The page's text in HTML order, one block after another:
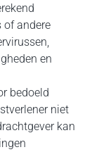
of andere
en
bedoeld
niet
kan